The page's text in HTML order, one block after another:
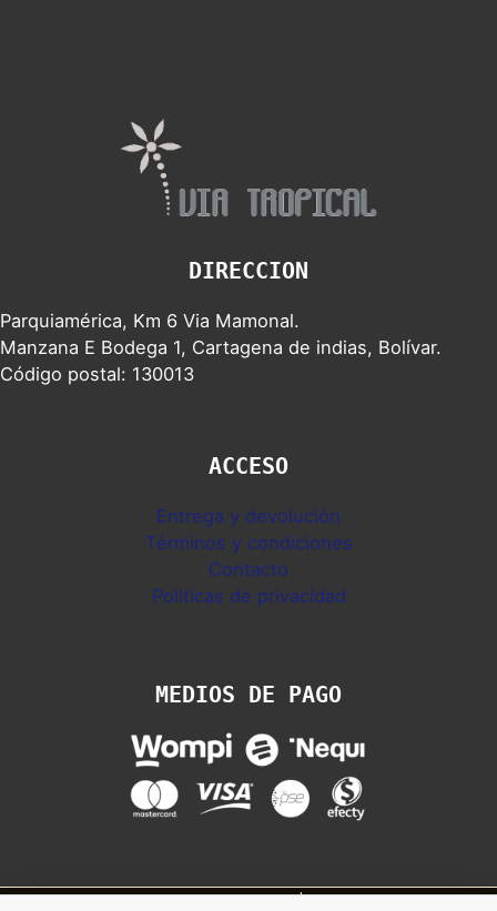
DIRECCION
Parquiamérica, Km 6 Via Mamonal.
Manzana E Bodega 1, Cartagena de indias, Bolívar.
Código postal: 130013
ACCESO
Entrega y devolución
Términos y condiciones
Contacto
Politicas de privacidad
MEDIOS DE PAGO
Copyright © 2026 Sandalias Colombia | Ipanema, Rider, Azaleia y